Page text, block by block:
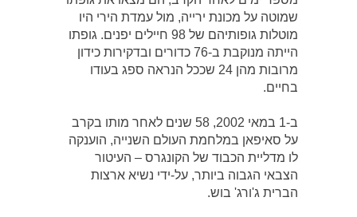
שמוטה על מכונת ירייה, מול עמדת הירי היו
מוטלות גופותיהם של 98 חיילים יפנים. גופתו
הייתה מנוקבת ב-76 כדורים ובדקירות כידון
מרובות מהן 24 שככל הנראה ספג בעודו
בחיים.
ב-1 במאי 2002, 58 שנים לאחר מותו בקרב
על סאיפאן במלחמת העולם השנייה, הוענקה
לו מדליית הכבוד של הקונגרס – העיטור
הצבאי הגבוה ביותר, על-ידי נשיא ארצות
הברית ג'ורג' בוש.